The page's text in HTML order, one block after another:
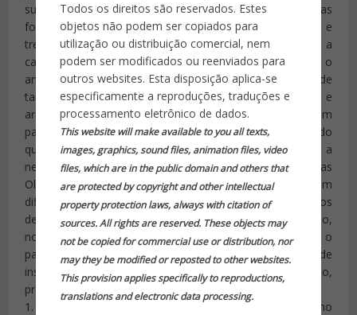
Todos os direitos são reservados. Estes
objetos não podem ser copiados para
utilização ou distribuição comercial, nem
podem ser modificados ou reenviados para
outros websites. Esta disposição aplica-se
especificamente a reproduções, traduções e
processamento eletrônico de dados.
This website will make available to you all texts,
images, graphics, sound files, animation files, video
files, which are in the public domain and others that
are protected by copyright and other intellectual
property protection laws, always with citation of
sources. All rights are reserved. These objects may
not be copied for commercial use or distribution, nor
may they be modified or reposted to other websites.
This provision applies specifically to reproductions,
translations and electronic data processing.
suspeição, permitindo uma reação muito mais efetiva das
forças de segurança. Os cidadãos conscientizados e
treinados se tornam sensores capazes de multiplicar a
capacidade de detecção da inteligência, voltada para o
antiterrorismo; e num país onde a criminalidade dispõe de
tamanha quantidade de explosivos comerciais e
armamentos militares e os emprega cotidianamente; num
país onde o policiamento das fronteiras é pouco mais do
que simbólico; num país que se dispõe a liberar a
necessidade de vistos para os visitantes às vésperas das
Olimpíadas e onde terroristas internacionais não teriam
dificuldade de contrabandear ou adquirir todos os meios
de que necessitam para a execução de um atentado,
nossa população já deveria estar sendo instruída sobre o
papel que lhe cabe há muito tempo! No desejo de
instrumentalizar as pessoas em face do terrorismo,
preparamos essas dicas que seguem abaixo:
1. O que é Terrorismo? Ele pode pode ser explicado como